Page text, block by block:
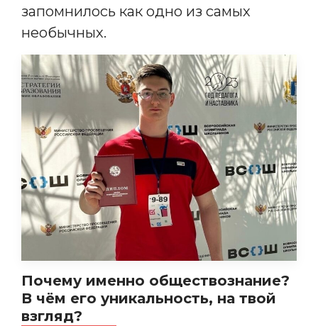
запомнилось как одно из самых
необычных.
Почему именно обществознание?
В чём его уникальность, на твой
взгляд?